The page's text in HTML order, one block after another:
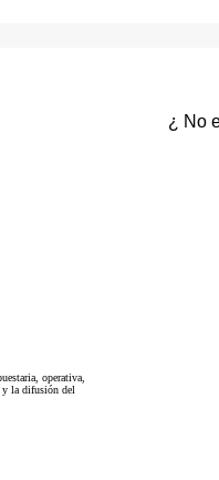
¿ No
operativa,
y la difusión del